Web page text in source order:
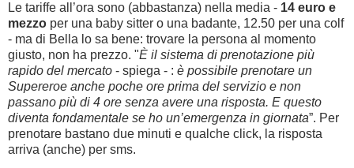
Le tariffe all’ora sono (abbastanza) nella media - 14 euro e
mezzo per una baby sitter o una badante, 12.50 per una colf
- ma di Bella lo sa bene: trovare la persona al momento
giusto, non ha prezzo. "È il sistema di prenotazione più
rapido del mercato - spiega - : è possibile prenotare un
Supereroe anche poche ore prima del servizio e non
passano più di 4 ore senza avere una risposta. E questo
diventa fondamentale se ho un’emergenza in giornata”. Per
prenotare bastano due minuti e qualche click, la risposta
arriva (anche) per sms.